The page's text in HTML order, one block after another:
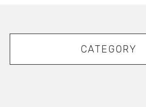
CATEGORY